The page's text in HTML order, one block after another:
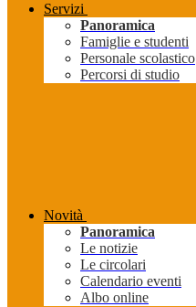
Servizi
Panoramica
Famiglie e studenti
Personale scolastico
Percorsi di studio
Novità
Panoramica
Le notizie
Le circolari
Calendario eventi
Albo online